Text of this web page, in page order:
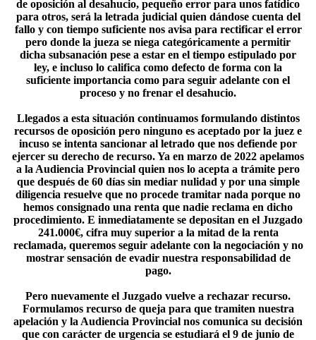
de oposición al desahucio, pequeño error para unos fatídico
para otros, será la letrada judicial quien dándose cuenta del
fallo y con tiempo suficiente nos avisa para rectificar el error
pero donde la jueza se niega categóricamente a permitir
dicha subsanación pese a estar en el tiempo estipulado por
ley, e incluso lo califica como defecto de forma con la
suficiente importancia como para seguir adelante con el
proceso y no frenar el desahucio.
Llegados a esta situación continuamos formulando distintos
recursos de oposición pero ninguno es aceptado por la juez e
incuso se intenta sancionar al letrado que nos defiende por
ejercer su derecho de recurso. Ya en marzo de 2022 apelamos
a la Audiencia Provincial quien nos lo acepta a trámite pero
que después de 60 días sin mediar nulidad y por una simple
diligencia resuelve que no procede tramitar nada porque no
hemos consignado una renta que nadie reclama en dicho
procedimiento. E inmediatamente se depositan en el Juzgado
241.000€, cifra muy superior a la mitad de la renta
reclamada, queremos seguir adelante con la negociación y no
mostrar sensación de evadir nuestra responsabilidad de
pago.
Pero nuevamente el Juzgado vuelve a rechazar recurso.
Formulamos recurso de queja para que tramiten nuestra
apelación y la Audiencia Provincial nos comunica su decisión
que con carácter de urgencia se estudiará el 9 de junio de